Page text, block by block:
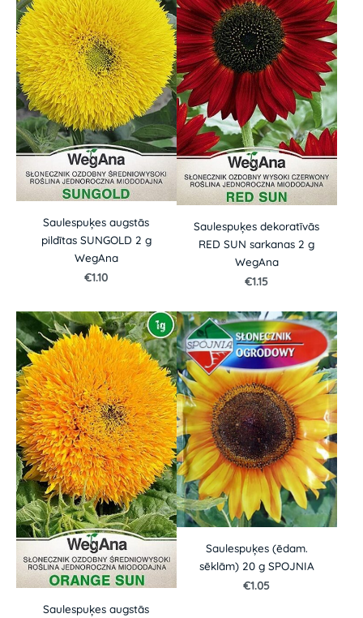
Saulespuķes augstās
pildītas SUNGOLD 2 g
WegAna
€1.10
Saulespuķes dekoratīvās
RED SUN sarkanas 2 g
WegAna
€1.15
Saulespuķes augstās
Saulespuķes (ēdam.
sēklām) 20 g SPOJNIA
€1.05